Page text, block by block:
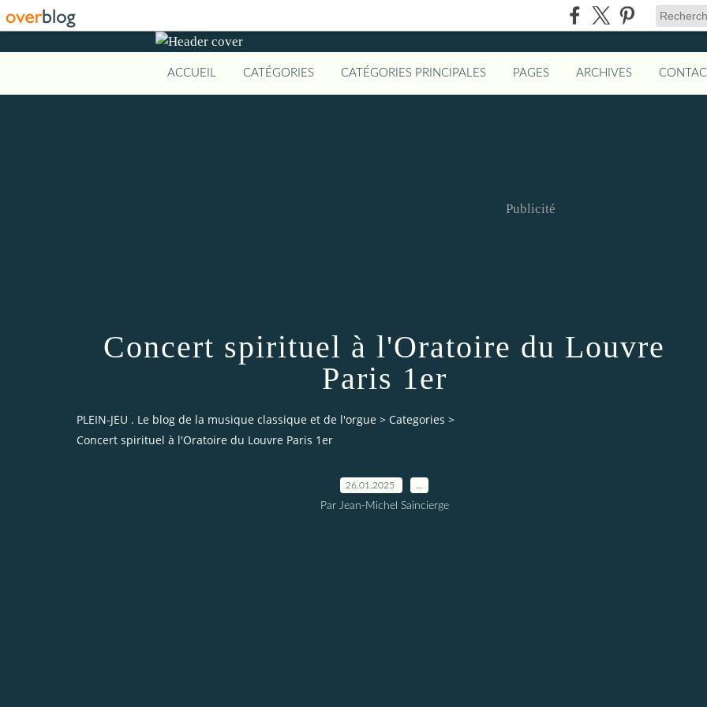
ACCUEIL CATÉGORIES CATÉGORIES PRINCIPALES PAGES ARCHIVES
Publicité
Concert spirituel à l'Oratoire du Louvre
Paris 1er
PLEIN-JEU . Le blog de la musique classique et de l'orgue > Categories >
Concert spirituel à l'Oratoire du Louvre Paris 1er
26.01.2025
Par Jean-Michel Saincierge